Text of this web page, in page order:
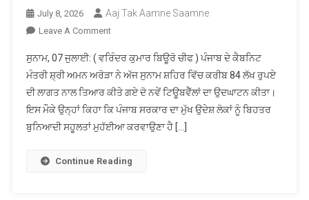
July 8, 2026 Aaj Tak Aamne Saamne
Leave A CommentOn
84
ਲੱਖ
ਰੁਪਏ
ਦੀ
ਲਾਗਤ
ਤਿਆਰ
ਸੁਨਾਮ, 07 ਜੁਲਾਈ: ( ਵਰਿੰਦਰ ਕੁਮਾਰ ਬਿਊਰੋ ਚੀਫ ) ਪੰਜਾਬ ਦੇ ਕੈਬਨਿਟ
ਮੰਤਰੀ ਸ਼੍ਰੀ ਅਮਨ ਅਰੋੜਾ ਨੇ ਅੱਜ ਸੁਨਾਮ ਸ਼ਹਿਰ ਵਿੱਚ ਕਰੀਬ 84 ਲੱਖ ਰੁਪਏ
ਦੀ ਲਾਗਤ ਨਾਲ ਤਿਆਰ ਕੀਤੇ ਗਏ ਦੋ ਨਵੇਂ ਟਿਊਬਵੈੱਲਾਂ ਦਾ ਉਦਘਾਟਨ ਕੀਤਾ।
ਇਸ ਮੌਕੇ ਉਨ੍ਹਾਂ ਕਿਹਾ ਕਿ ਪੰਜਾਬ ਸਰਕਾਰ ਦਾ ਮੁੱਖ ਉਦੇਸ਼ ਲੋਕਾਂ ਨੂੰ ਬਿਹਤਰ
ਬੁਨਿਆਦੀ ਸਹੂਲਤਾਂ ਮੁਹੱਈਆ ਕਰਵਾਉਣਾ ਹੈ […]
Continue Reading